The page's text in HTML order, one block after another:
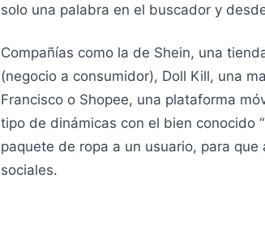
solo una palabra en el buscador y
Compañías como la de Shein, una
(negocio a consumidor), Doll Kill, una
Francisco o Shopee, una plataforma
tipo de dinámicas con el bien conocido
paquete de ropa a un usuario, para
sociales.